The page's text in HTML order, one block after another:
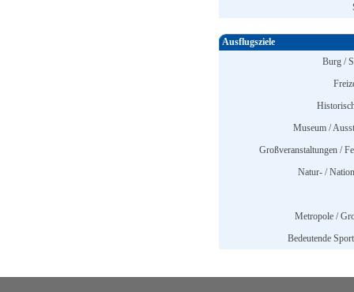
Ausflugsziele
Burg /
Museum /
Großveranstaltungen /
Natur- /
Metropole /
Bedeutende